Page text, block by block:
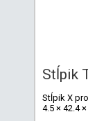
Stĺpik
Stĺpik X
4.5 × 42.4